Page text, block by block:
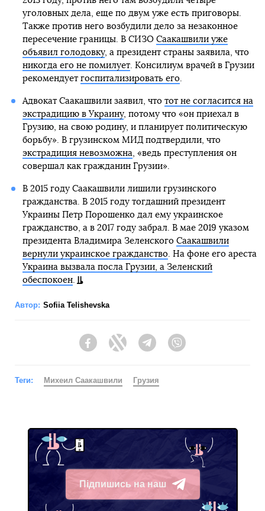
уголовных дела, еще по двум уже есть приговоры.
Также против него возбудили дело за незаконное
пересечение границы. В СИЗО Саакашвили уже
объявил голодовку, а президент страны заявила, что
никогда его не помилует. Консилиум врачей в Грузии
рекомендует госпитализировать его.
Адвокат Саакашвили заявил, что тот не согласится на
экстрадицию в Украину, потому что «он приехал в
Грузию, на свою родину, и планирует политическую
борьбу». В грузинском МИД подтвердили, что
экстрадиция невозможна, «ведь преступления он
совершал как гражданин Грузии».
В 2015 году Саакашвили лишили грузинского
гражданства. В 2015 году тогдашний президент
Украины Петр Порошенко дал ему украинское
гражданство, а в 2017 году забрал. В мае 2019 указом
президента Владимира Зеленского Саакашвили
вернули украинское гражданство. На фоне его ареста
Украина вызвала посла Грузии, а Зеленский
обеспокоен.
Автор: Sofiia Telishevska
FacebookTwitter Telegram
Теги: Михеил Саакашвили Грузия
Підпишись на наш
Telegram